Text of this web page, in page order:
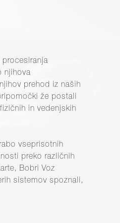
njihova
prehod iz naših
že postali
in vedenjskih
vseprisotnih
preko različnih
Bobri Voz
sistemov spoznali,